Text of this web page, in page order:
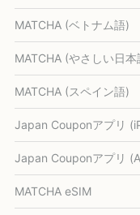
MATCHA (ベトナム語)
MATCHA (やさしい日本
MATCHA (スペイン語)
Japan Couponアプリ
Japan Couponアプリ
MATCHA eSIM